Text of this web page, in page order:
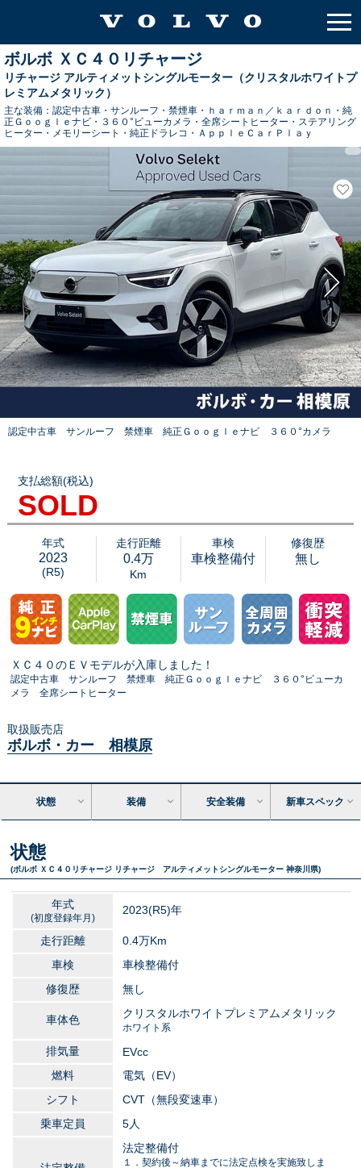
ボルボ ＸＣ４０リチャージ
リチャージ アルティメットシングルモーター（クリスタルホワイトプ
レミアムメタリック）
主な装備： 認定中古車・サンルーフ・禁煙車・ｈａｒｍａｎ／ｋａｒｄｏｎ・純
正Ｇｏｏｇｌｅナビ・３６０°ビューカメラ・全席シートヒーター・ステアリング
ヒーター・メモリーシート・純正ドラレコ・ＡｐｐｌｅＣａｒＰｌａｙ
認定中古車 サンルーフ 禁煙車 純正Ｇｏｏｇｌｅナビ ３６０°カメラ
支払総額(税込)
SOLD
年式
2023
(R5)
走行距離
0.4万
Km
車検
車検整備付
修復歴
無し
ＸＣ４０のＥＶモデルが入庫しました！
認定中古車 サンルーフ 禁煙車 純正Ｇｏｏｇｌｅナビ ３６０°ビューカ
メラ 全席シートヒーター
取扱販売店
ボルボ・カー 相模原
状態 装備 安全装備 新車スペック
状態
(ボルボ ＸＣ４０リチャージ リチャージ アルティメットシングルモーター 神奈川県)
年式
(初度登録年月)
2023(R5)年
走行距離 0.4万Km
車検
車検整備付
修復歴
無し
車体色 クリスタルホワイトプレミアムメタリック
ホワイト系
排気量 EVcc
燃料
電気（EV）
シフト
CVT（無段変速車）
乗車定員
5人
法定整備付
１．契約後～納車までに法定点検を実施致しま